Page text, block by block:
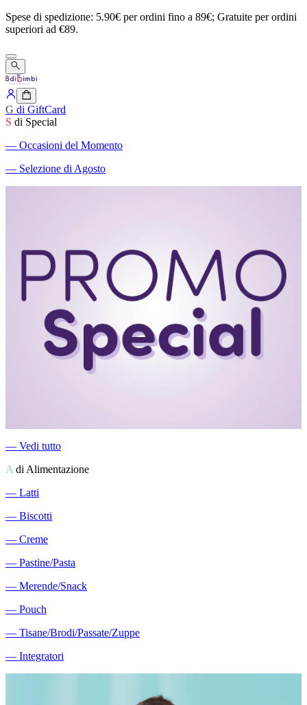
Spese di spedizione: 5.90€ perordini fino a 89€; Gratuite perordini
superiori ad €89.
G di GiftCard
S di Special
― Occasioni del Momento
― Selezione di Agosto
― Vedi tutto
A di Alimentazione
― Latti
― Biscotti
― Creme
― Pastine/Pasta
― Merende/Snack
― Pouch
― Tisane/Brodi/Passate/Zuppe
― Integratori